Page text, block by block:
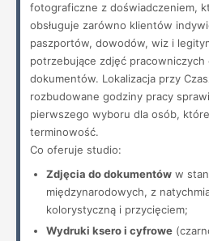
fotograficzne z doświadczeniem,
obsługuje zarówno klientów
paszportów, dowodów, wiz i
potrzebujące zdjęć
dokumentów. Lokalizacja przy
rozbudowane godziny pracy
pierwszego wyboru dla osób,
terminowość.
Co oferuje studio:
Zdjęcia do dokumentów w
międzynarodowych, z
kolorystyczną i przycięciem;
Wydruki ksero i cyfrowe